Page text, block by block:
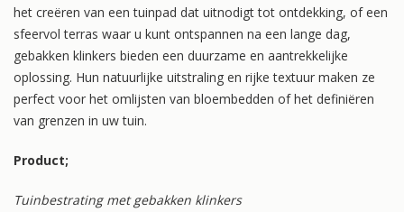
het creëren van een tuinpad dat uitnodigt tot ontdekking, of een
sfeervol terras waar u kunt ontspannen na een lange dag,
gebakken klinkers bieden een duurzame en aantrekkelijke
oplossing. Hun natuurlijke uitstraling en rijke textuur maken ze
perfect voor het omlijsten van bloembedden of het definiëren
van grenzen in uw tuin.
Product;
Tuinbestrating met gebakken klinkers